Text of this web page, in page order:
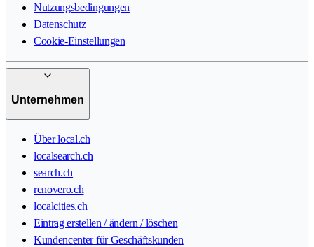
Nutzungsbedingungen
Datenschutz
Cookie-Einstellungen
Unternehmen
Über local.ch
localsearch.ch
search.ch
renovero.ch
localcities.ch
Eintrag erstellen / ändern / löschen
Kundencenter für Geschäftskunden